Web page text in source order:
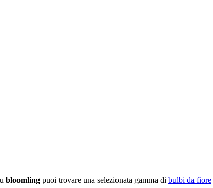
bloomling puoi trovare una selezionata gamma di bulbi da fiore